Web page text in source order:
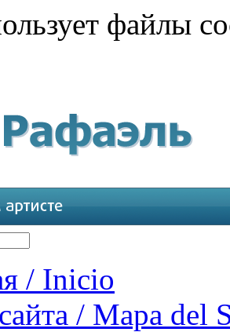
файлы
/ Inicio
/ Mapa del